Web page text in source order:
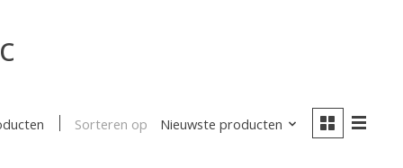
Sorteren op Nieuwste producten